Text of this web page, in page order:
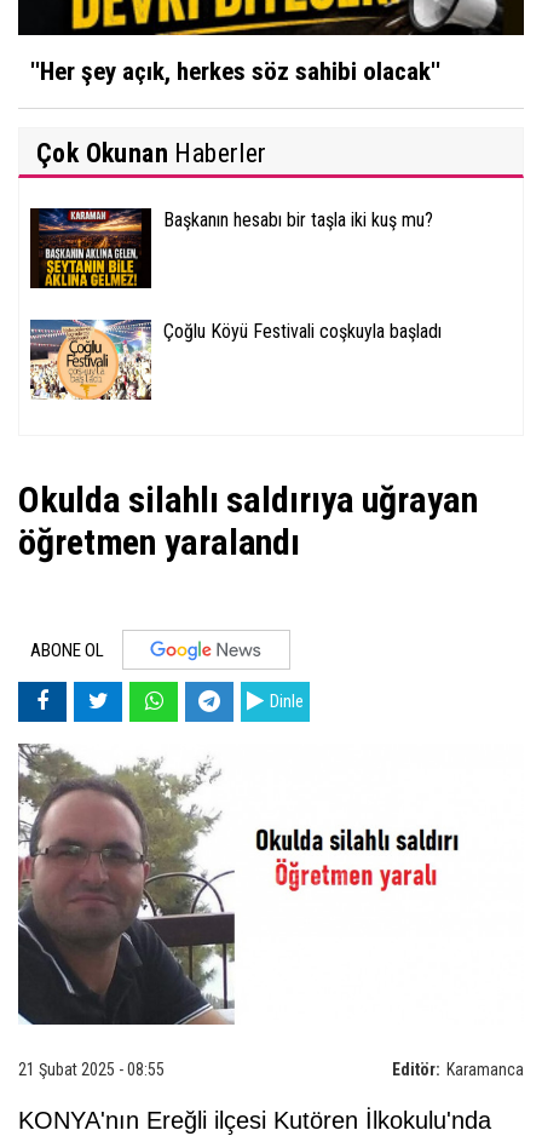
''Her şey açık, herkes söz sahibi olacak''
Çok Okunan Haberler
Başkanın hesabı bir taşla iki kuş mu?
Çoğlu Köyü Festivali coşkuyla başladı
Okulda silahlı saldırıya uğrayan
öğretmen yaralandı
ABONE OL
Dinle
Editör: Karamanca
21 Şubat 2025 - 08:55
KONYA'nın Ereğli ilçesi Kutören İlkokulu'nda